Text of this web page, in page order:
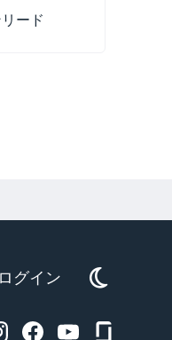
ード
ログイン